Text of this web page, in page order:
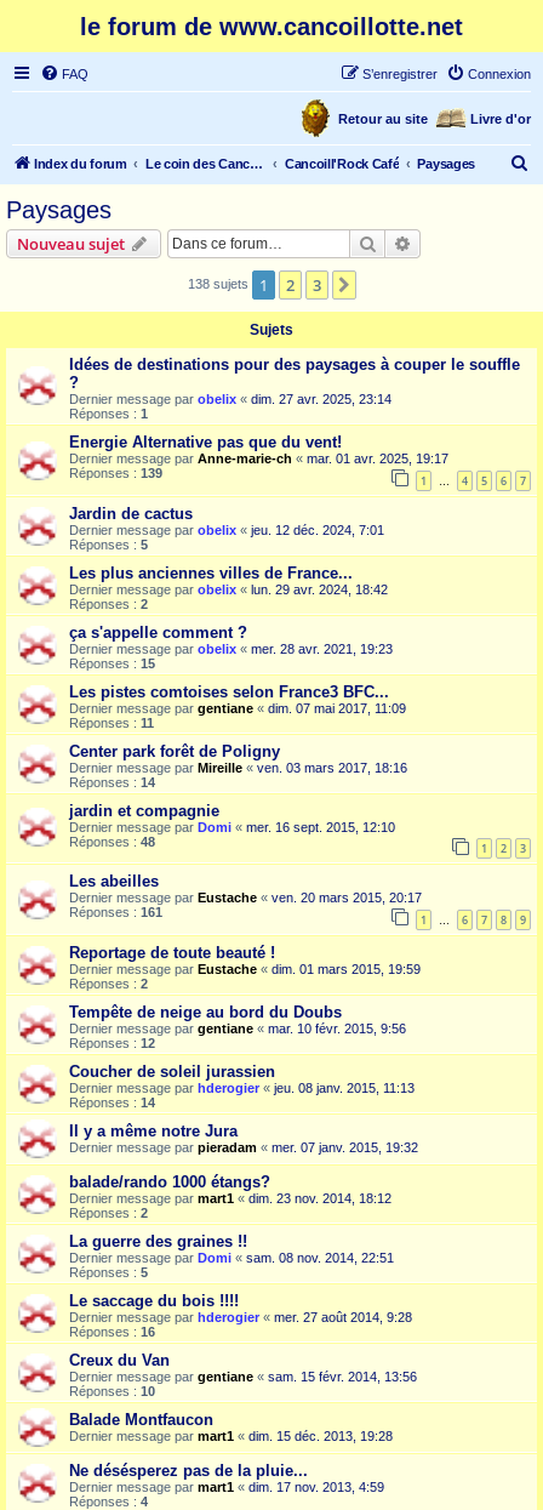
le forum de www.cancoillotte.net
FAQ Connexion
S’enregistrer
Livre d'or
Retour au site
Index du forum Le coin des Cancoillonautes Cancoill'Rock Café Paysages
r
Paysages
Nouveau sujet Rechercher
138 sujets 1 2 3
Sujets
Idées de destinations pour des paysages à couper le souffle
?
Dernier message par obelix « dim. 27 avr. 2025, 23:14
Réponses : 1
Energie Alternative pas que du vent!
Dernier message par Anne-marie-ch « mar. 01 avr. 2025, 19:17
Réponses : 139 1 … 4 5 6 7
Jardin de cactus
Dernier message par obelix « jeu. 12 déc. 2024, 7:01
Réponses : 5
Les plus anciennes villes de France...
Dernier message par obelix « lun. 29 avr. 2024, 18:42
Réponses : 2
ça s'appelle comment ?
Dernier message par obelix « mer. 28 avr. 2021, 19:23
Réponses : 15
Les pistes comtoises selon France3 BFC...
Dernier message par gentiane « dim. 07 mai 2017, 11:09
Réponses : 11
Center park forêt de Poligny
Dernier message par Mireille « ven. 03 mars 2017, 18:16
Réponses : 14
jardin et compagnie
Dernier message par Domi « mer. 16 sept. 2015, 12:10
Réponses : 48 1 2 3
Les abeilles
Dernier message par Eustache « ven. 20 mars 2015, 20:17
Réponses : 161 1 … 6 7 8 9
Reportage de toute beauté !
Dernier message par Eustache « dim. 01 mars 2015, 19:59
Réponses : 2
Tempête de neige au bord du Doubs
Dernier message par gentiane « mar. 10 févr. 2015, 9:56
Réponses : 12
Coucher de soleil jurassien
Dernier message par hderogier « jeu. 08 janv. 2015, 11:13
Réponses : 14
Il y a même notre Jura
Dernier message par pieradam « mer. 07 janv. 2015, 19:32
balade/rando 1000 étangs?
Dernier message par mart1 « dim. 23 nov. 2014, 18:12
Réponses : 2
La guerre des graines !!
Dernier message par Domi « sam. 08 nov. 2014, 22:51
Réponses : 5
Le saccage du bois !!!!
Dernier message par hderogier « mer. 27 août 2014, 9:28
Réponses : 16
Creux du Van
Dernier message par gentiane « sam. 15 févr. 2014, 13:56
Réponses : 10
Balade Montfaucon
Dernier message par mart1 « dim. 15 déc. 2013, 19:28
Ne désésperez pas de la pluie...
Dernier message par mart1 « dim. 17 nov. 2013, 4:59
Réponses : 4